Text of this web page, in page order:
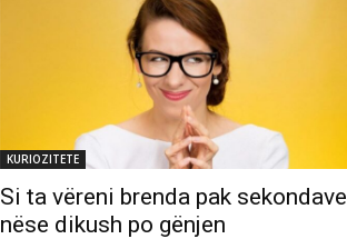
KURIOZITETE
Si ta vëreni brenda pak sekondave
nëse dikush po gënjen